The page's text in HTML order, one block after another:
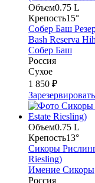
Объем0.75 L
Крепость15°
Собер Баш
Bash Reserva
Собер Баш
Россия
Сухое
1 850 ₽
Зарезервировать
Объем0.75 L
Крепость13°
Сикоры
Riesling)
Имение Сикоры
Россия